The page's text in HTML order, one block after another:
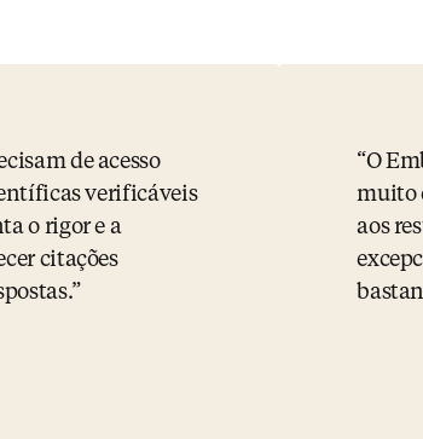
de acesso
verificáveis
o rigor e a
citações
O
muito
aos